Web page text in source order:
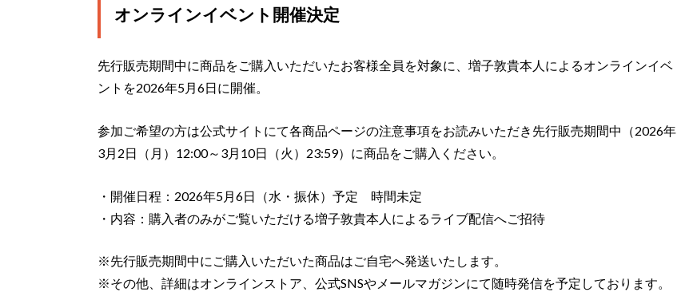
オンラインイベント開催決定
先行販売期間中に商品をご購入いただいたお客様全員を対象に、増子敦貴本人によるオンラインイベ
ントを2026年5月6日に開催。
参加ご希望の方は公式サイトにて各商品ページの注意事項をお読みいただき先行販売期間中（2026年
3月2日（月）12:00～3月10日（火）23:59）に商品をご購入ください。
・開催日程：2026年5月6日（水・振休）予定 時間未定
・内容：購入者のみがご覧いただける増子敦貴本人によるライブ配信へご招待
※先行販売期間中にご購入いただいた商品はご自宅へ発送いたします。
※その他、詳細はオンラインストア、公式SNSやメールマガジンにて随時発信を予定しております。